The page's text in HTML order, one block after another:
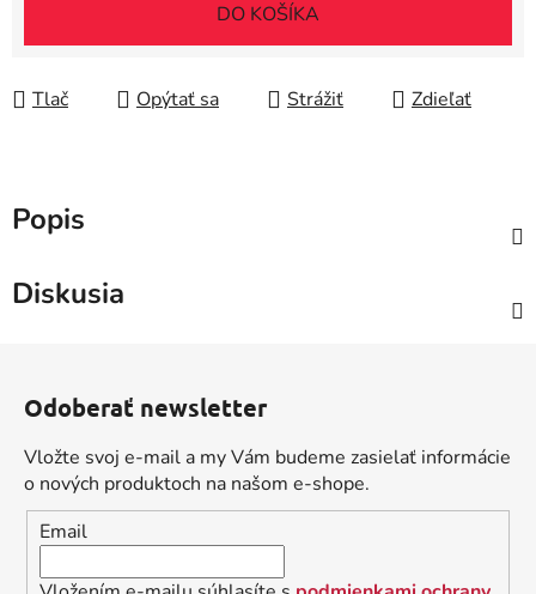
DO KOŠÍKA
Tlač Opýtať sa Strážiť Zdieľať
Popis
Diskusia
Odoberať newsletter
Vložte svoj e-mail a my Vám budeme zasielať informácie
o nových produktoch na našom e-shope.
Email